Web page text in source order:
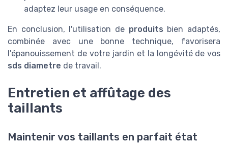
adaptez leur usage en conséquence.
En conclusion, l'utilisation de produits bien adaptés,
combinée avec une bonne technique, favorisera
l'épanouissement de votre jardin et la longévité de vos
sds diametre de travail.
Entretien et affûtage des
taillants
Maintenir vos taillants en parfait état